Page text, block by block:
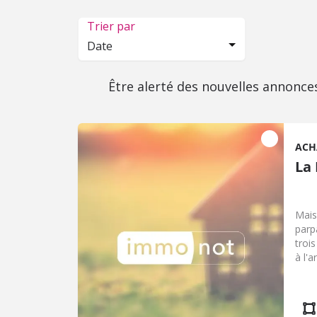
Trier par
Date
Être alerté des nouvelles
La
trois
à